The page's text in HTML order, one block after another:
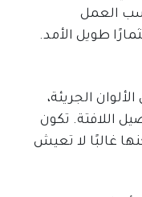
العمل
طويل الأمد.
الجريئة،
اللافتة. تكون
غالبًا لا تعيش